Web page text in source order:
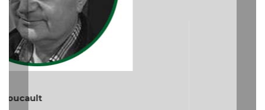
El debate de la Protección de los Derechos de las
Audiencias